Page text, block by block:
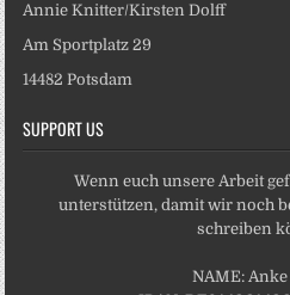
Annie Knitter/Kirsten Dolff
Am Sportplatz 29
14482 Potsdam
SUPPORT US
Wenn euch unsere Arbeit
unterstützen, damit wir noch
schreiben
NAME: